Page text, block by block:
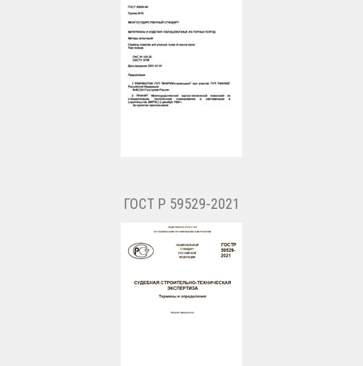
ГОСТ Р 59529-2021